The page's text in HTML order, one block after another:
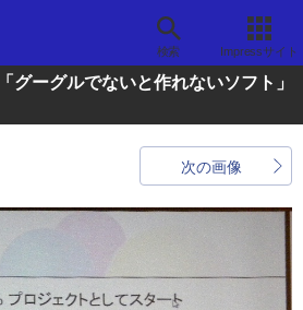
検索 Impressサイト
グーグルでないと作れないソフト」
次の画像